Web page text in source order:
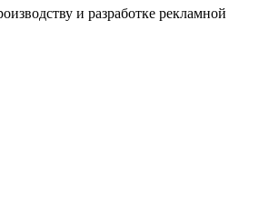
и разработке рекламной